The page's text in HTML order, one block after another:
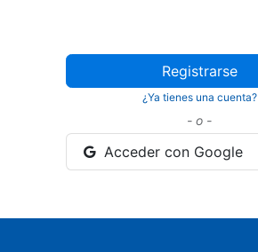
Registrarse
¿Ya tienes una cuenta?
- o -
Acceder con Google